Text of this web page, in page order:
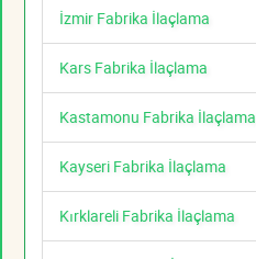
İzmir Fabrika İlaçlama
Kars Fabrika İlaçlama
Kastamonu Fabrika İlaçlama
Kayseri Fabrika İlaçlama
Kırklareli Fabrika İlaçlama